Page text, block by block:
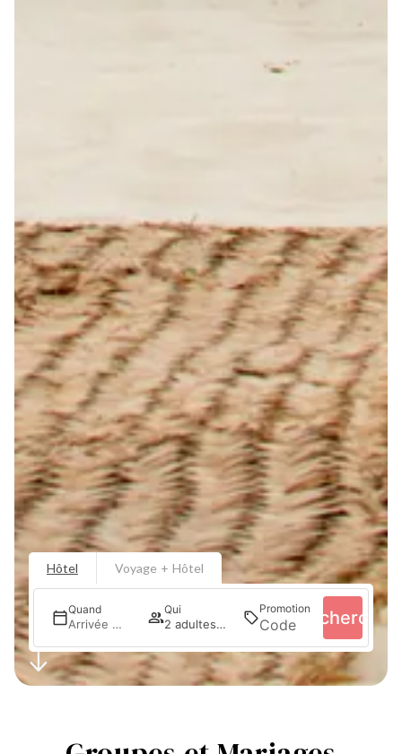
Hôtel Voyage + Hôtel
Quand
Arrivée — Départ
Qui
2 adultes · 1 chambre
PromotionRecherche